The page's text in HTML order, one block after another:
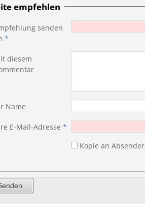
empfehlen
senden
*
diesem
Name
E-Mail-Adresse *
Kopie an Absender